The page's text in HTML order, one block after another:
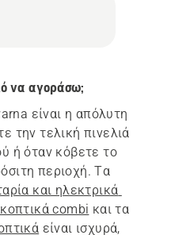
να αγοράσω;
είναι η απόλυτη
την τελική πινελιά
ή όταν κόβετε το
και ηλεκτρικά
combi
είναι ισχυρά,